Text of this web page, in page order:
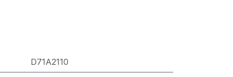
D71A2110